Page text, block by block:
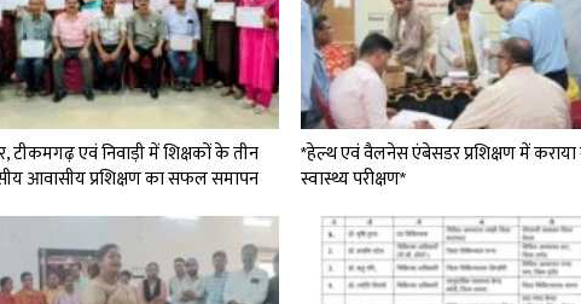
टीकमगढ़ एवं निवाड़ी में शिक्षकों के तीन
आवासीय प्रशिक्षण का सफल समापन
*हेल्थ एवं वैलनेस एंबेसडर प्रशिक्षण में कराया
स्वास्थ्य परीक्षण*